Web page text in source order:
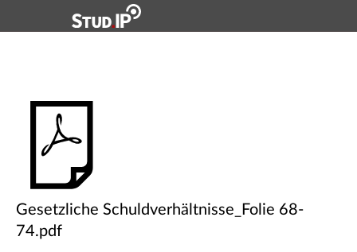
Hauptnavigation
Gesetzliche Schuldverhältnisse_Folie 68-74.pdf
Gesetzliche Schuldverhältnisse_Folie 68-
74.pdf